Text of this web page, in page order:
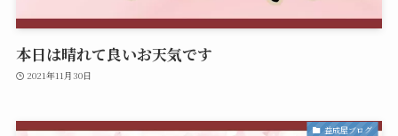
本日は晴れて良いお天気です
2021年11月30日
益成屋ブログ